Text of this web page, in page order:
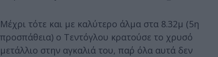
Μέχρι τότε και με καλύτερο άλμα στα 8.32μ (5η
προσπάθεια) ο Τεντόγλου κρατούσε το χρυσό
μετάλλιο στην αγκαλιά του, παρ΄ όλα αυτά δεν